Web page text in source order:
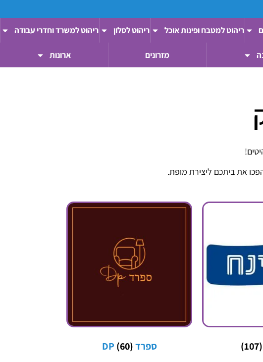
ריהוט למטבח ופינות אוכל ריהוט לסלון ריהוט למשרד וחדרי עבודה
מזרונים ארונות
את ביתכם ליצירת מופת.
(107) ספרד DP(60)